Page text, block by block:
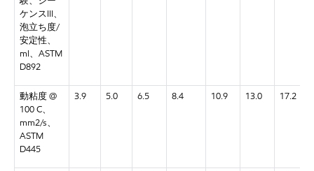
ケンスIII、
泡立ち度/
安定性、
ml、ASTM
D892
動粘度 @
100 C、
mm2/s、
ASTM
D445
3.9 5.0 6.5 8.4 10.9 13.0 17.2